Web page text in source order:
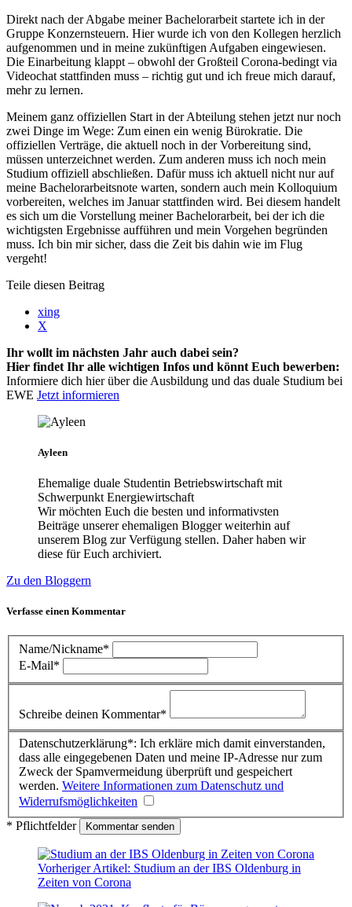
Direkt nach der Abgabe meiner Bachelorarbeit startete ich in der
Gruppe Konzernsteuern. Hier wurde ich von den Kollegen herzlich
aufgenommen und in meine zukünftigen Aufgaben eingewiesen.
Die Einarbeitung klappt – obwohl der Großteil Corona-bedingt via
Videochat stattfinden muss – richtig gut und ich freue mich darauf,
mehr zu lernen.
Meinem ganz offiziellen Start in der Abteilung stehen jetzt nur noch
zwei Dinge im Wege: Zum einen ein wenig Bürokratie. Die
offiziellen Verträge, die aktuell noch in der Vorbereitung sind,
müssen unterzeichnet werden. Zum anderen muss ich noch mein
Studium offiziell abschließen. Dafür muss ich aktuell nicht nur auf
meine Bachelorarbeitsnote warten, sondern auch mein Kolloquium
vorbereiten, welches im Januar stattfinden wird. Bei diesem handelt
es sich um die Vorstellung meiner Bachelorarbeit, bei der ich die
wichtigsten Ergebnisse aufführen und mein Vorgehen begründen
muss. Ich bin mir sicher, dass die Zeit bis dahin wie im Flug
vergeht!
Teile diesen Beitrag
xing
X
Ihr wollt im nächsten Jahr auch dabei sein?
Hier findet Ihr alle wichtigen Infos und könnt Euch bewerben:
Informiere dich hier über die Ausbildung und das duale Studium bei
EWE Jetzt informieren
Ayleen
Ehemalige duale Studentin Betriebswirtschaft mit
Schwerpunkt Energiewirtschaft
Wir möchten Euch die besten und informativsten
Beiträge unserer ehemaligen Blogger weiterhin auf
unserem Blog zur Verfügung stellen. Daher haben wir
diese für Euch archiviert.
Zu den Bloggern
Verfasse einen Kommentar
Name/Nickname*
E-Mail*
Schreibe deinen Kommentar*
Datenschutzerklärung*: Ich erkläre mich damit einverstanden,
dass alle eingegebenen Daten und meine IP-Adresse nur zum
Zweck der Spamvermeidung überprüft und gespeichert
werden. Weitere Informationen zum Datenschutz und
Widerrufsmöglichkeiten
* Pflichtfelder
Vorheriger Artikel: Studium an der IBS Oldenburg in
Zeiten von Corona